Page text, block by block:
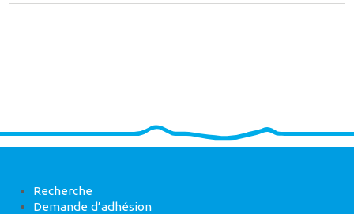
Recherche
Demande d’adhésion